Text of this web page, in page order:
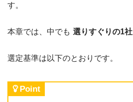
す。
本章では、中でも 選りすぐりの1社
選定基準は以下のとおりです。
Point